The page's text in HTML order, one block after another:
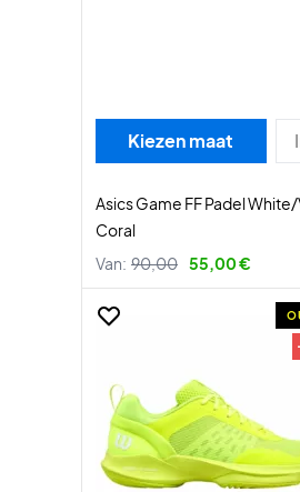
Kiezen maat
Asics Game FF Padel
Coral
Van: 90,00 55,00 €